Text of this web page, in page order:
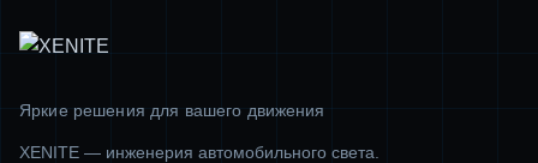
Яркие решения для вашего движения
XENITE — инженерия автомобильного света.